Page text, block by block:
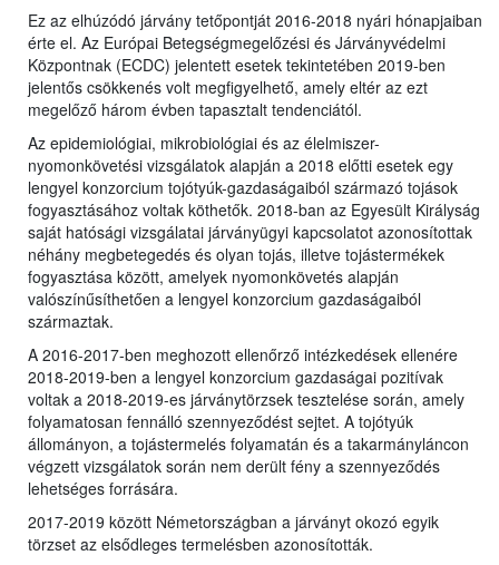
Ez az elhúzódó járvány tetőpontját 2016-2018 nyári hónapjaiban
érte el. Az Európai Betegségmegelőzési és Járványvédelmi
Központnak (ECDC) jelentett esetek tekintetében 2019-ben
jelentős csökkenés volt megfigyelhető, amely eltér az ezt
megelőző három évben tapasztalt tendenciától.
Az epidemiológiai, mikrobiológiai és az élelmiszer-
nyomonkövetési vizsgálatok alapján a 2018 előtti esetek egy
lengyel konzorcium tojótyúk-gazdaságaiból származó tojások
fogyasztásához voltak köthetők. 2018-ban az Egyesült Királyság
saját hatósági vizsgálatai járványügyi kapcsolatot azonosítottak
néhány megbetegedés és olyan tojás, illetve tojástermékek
fogyasztása között, amelyek nyomonkövetés alapján
valószínűsíthetően a lengyel konzorcium gazdaságaiból
származtak.
A 2016-2017-ben meghozott ellenőrző intézkedések ellenére
2018-2019-ben a lengyel konzorcium gazdaságai pozitívak
voltak a 2018-2019-es járványtörzsek tesztelése során, amely
folyamatosan fennálló szennyeződést sejtet. A tojótyúk
állományon, a tojástermelés folyamatán és a takarmányláncon
végzett vizsgálatok során nem derült fény a szennyeződés
lehetséges forrására.
2017-2019 között Németországban a járványt okozó egyik
törzset az elsődleges termelésben azonosították.